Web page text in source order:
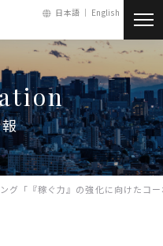
日本語 ｜ English
グ「『稼ぐ力』の強化に向けたコ